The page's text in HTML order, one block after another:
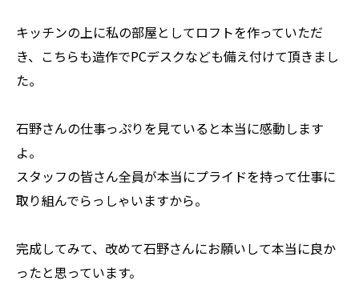
キッチンの上に私の部屋としてロフトを作っていただ
き、こちらも造作でPCデスクなども備え付けて頂きまし
た。
石野さんの仕事っぷりを見ていると本当に感動します
よ。
スタッフの皆さん全員が本当にプライドを持って仕事に
取り組んでらっしゃいますから。
完成してみて、改めて石野さんにお願いして本当に良か
ったと思っています。